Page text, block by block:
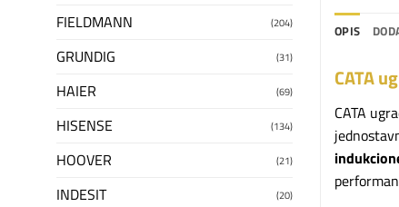
FIELDMANN (204)
GRUNDIG (31)
HAIER (69)
HISENSE (134)
HOOVER (21)
INDESIT (20)
OPIS
CATA
CATA